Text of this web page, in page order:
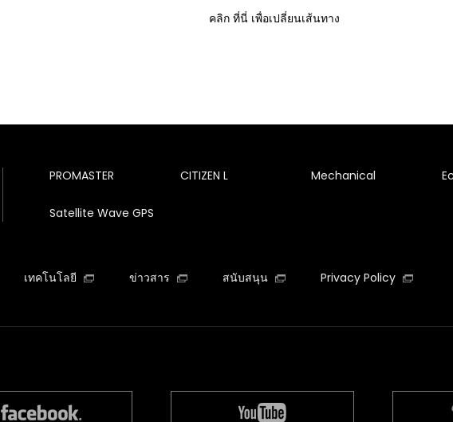
คลิก ที่นี่ เพื่อเปลี่ยนเส้นทาง
PROMASTER CITIZEN L Mechanical
Satellite Wave GPS
เทคโนโลยี ข่าวสาร สนับสนุน Privacy Policy